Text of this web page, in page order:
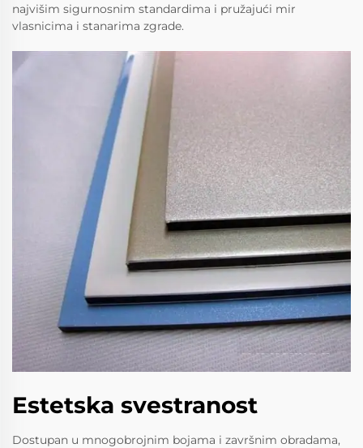
najvišim sigurnosnim standardima i pružajući mir
vlasnicima i stanarima zgrade.
Estetska svestranost
Dostupan u mnogobrojnim bojama i završnim obradama,